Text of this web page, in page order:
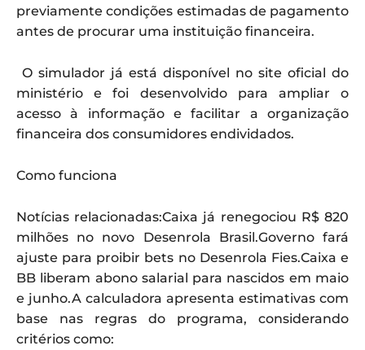
previamente condições estimadas de pagamento
antes de procurar uma instituição financeira.
O simulador já está disponível no site oficial do
ministério e foi desenvolvido para ampliar o
acesso à informação e facilitar a organização
financeira dos consumidores endividados.
Como funciona
Notícias relacionadas:Caixa já renegociou R$ 820
milhões no novo Desenrola Brasil.Governo fará
ajuste para proibir bets no Desenrola Fies.Caixa e
BB liberam abono salarial para nascidos em maio
e junho.A calculadora apresenta estimativas com
base nas regras do programa, considerando
critérios como: